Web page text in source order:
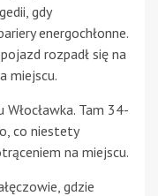
gdy
energochłonne.
rozpadł się na
miejscu.
Tam 34-
co niestety
na miejscu.
gdzie